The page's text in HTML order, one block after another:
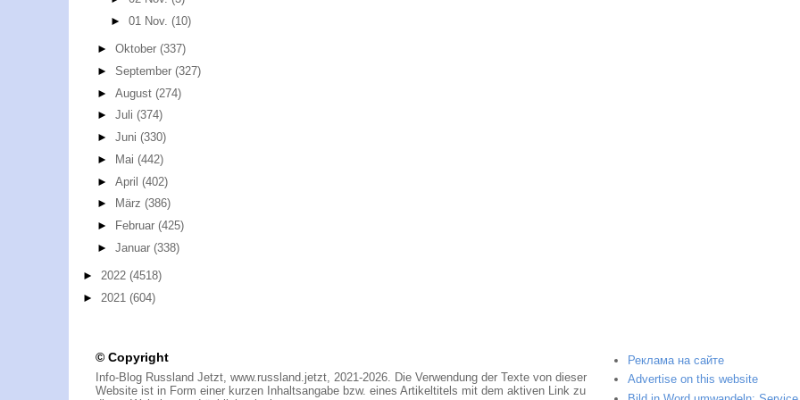
►01 Nov.(10)
► Oktober (337)
► September (327)
► August (274)
► Juli (374)
► Juni (330)
►
Mai (442)
► April (402)
►
März (386)
►
Februar (425)
► Januar (338)
► 2022 (4518)
► 2021 (604)
© Copyright
Info-Blog Russland Jetzt, www.russland.jetzt, 2021-2026. Die Verwendung der Texte von dieser
Website ist in Form einer kurzen Inhaltsangabe bzw. eines Artikeltitels mit dem aktiven Link zu
Реклама на сайте
Advertise on this website